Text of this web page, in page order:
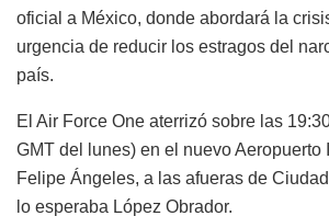
oficial a México, donde abordará la
urgencia de reducir los estragos del
país.
El Air Force One aterrizó sobre las
GMT del lunes) en el nuevo Aeropuerto
Felipe Ángeles, a las afueras de
lo esperaba López Obrador.